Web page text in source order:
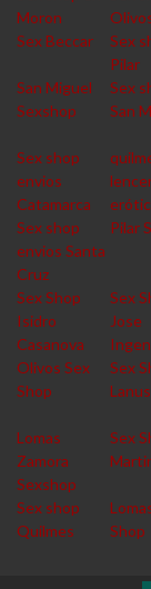
Moron
Sex Beccar
Sex
Pilar
San Miguel
Sexshop
Sex
San
Sex shop
envios
Catamarca
Sex shop
envios Santa
Cruz
Pilar
Sex Shop
Isidro
Casanova
Sex
Jose
Olivos Sex
Shop
Sex
Lanus
Lomas
Zamora
Sexshop
Sex
Sex shop
Quilmes
Shop